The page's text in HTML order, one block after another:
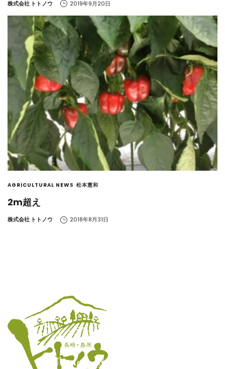
by
株式会社 トトノウ 2019年9月20日
AGRICULTURAL NEWS 松本憲和
2m超え
by
株式会社 トトノウ 2018年8月31日